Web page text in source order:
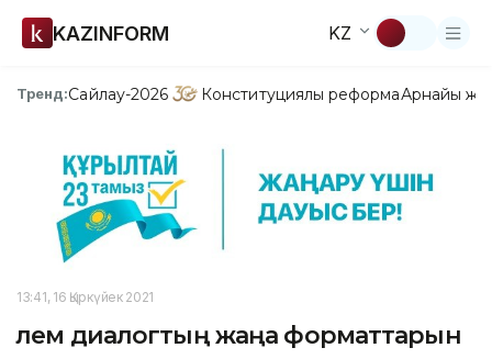
KAZINFORM KZ
Тренд:Сайлау-2026 Конституциялық реформаАрнайы
13:41, 16 Қыркүйек 2021
Әлем диалогтың жаңа форматтарын